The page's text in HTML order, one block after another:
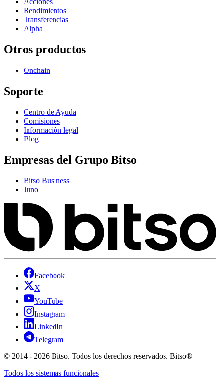
Acciones
Rendimientos
Transferencias
Alpha
Otros productos
Onchain
Soporte
Centro de Ayuda
Comisiones
Información legal
Blog
Empresas del Grupo Bitso
Bitso Business
Juno
Facebook
X
YouTube
Instagram
LinkedIn
Telegram
© 2014 - 2026 Bitso. Todos los derechos reservados. Bitso®
Todos los sistemas funcionales